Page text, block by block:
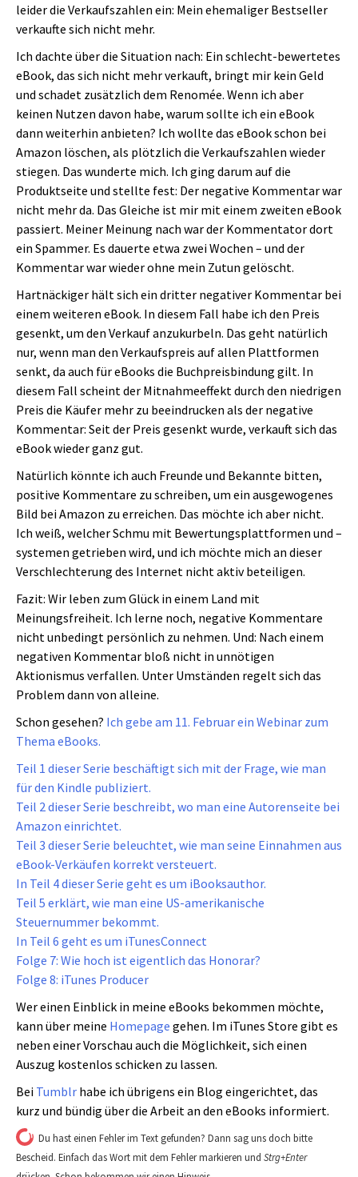
leider die Verkaufszahlen ein: Mein ehemaliger Bestseller
verkaufte sich nicht mehr.
Ich dachte über die Situation nach: Ein schlecht-bewertetes
eBook, das sich nicht mehr verkauft, bringt mir kein Geld
und schadet zusätzlich dem Renomée. Wenn ich aber
keinen Nutzen davon habe, warum sollte ich ein eBook
dann weiterhin anbieten? Ich wollte das eBook schon bei
Amazon löschen, als plötzlich die Verkaufszahlen wieder
stiegen. Das wunderte mich. Ich ging darum auf die
Produktseite und stellte fest: Der negative Kommentar war
nicht mehr da. Das Gleiche ist mir mit einem zweiten eBook
passiert. Meiner Meinung nach war der Kommentator dort
ein Spammer. Es dauerte etwa zwei Wochen – und der
Kommentar war wieder ohne mein Zutun gelöscht.
Hartnäckiger hält sich ein dritter negativer Kommentar bei
einem weiteren eBook. In diesem Fall habe ich den Preis
gesenkt, um den Verkauf anzukurbeln. Das geht natürlich
nur, wenn man den Verkaufspreis auf allen Plattformen
senkt, da auch für eBooks die Buchpreisbindung gilt. In
diesem Fall scheint der Mitnahmeeffekt durch den niedrigen
Preis die Käufer mehr zu beeindrucken als der negative
Kommentar: Seit der Preis gesenkt wurde, verkauft sich das
eBook wieder ganz gut.
Natürlich könnte ich auch Freunde und Bekannte bitten,
positive Kommentare zu schreiben, um ein ausgewogenes
Bild bei Amazon zu erreichen. Das möchte ich aber nicht.
Ich weiß, welcher Schmu mit Bewertungsplattformen und –
systemen getrieben wird, und ich möchte mich an dieser
Verschlechterung des Internet nicht aktiv beteiligen.
Fazit: Wir leben zum Glück in einem Land mit
Meinungsfreiheit. Ich lerne noch, negative Kommentare
nicht unbedingt persönlich zu nehmen. Und: Nach einem
negativen Kommentar bloß nicht in unnötigen
Aktionismus verfallen. Unter Umständen regelt sich das
Problem dann von alleine.
Schon gesehen? Ich gebe am 11. Februar ein Webinar zum
Thema eBooks.
Teil 1 dieser Serie beschäftigt sich mit der Frage, wie man
für den Kindle publiziert.
Teil 2 dieser Serie beschreibt, wo man eine Autorenseite bei
Amazon einrichtet.
Teil 3 dieser Serie beleuchtet, wie man seine Einnahmen aus
eBook-Verkäufen korrekt versteuert.
In Teil 4 dieser Serie geht es um iBooksauthor.
Teil 5 erklärt, wie man eine US-amerikanische
Steuernummer bekommt.
In Teil 6 geht es um iTunesConnect
Folge 7: Wie hoch ist eigentlich das Honorar?
Folge 8: iTunes Producer
Wer einen Einblick in meine eBooks bekommen möchte,
kann über meine Homepage gehen. Im iTunes Store gibt es
neben einer Vorschau auch die Möglichkeit, sich einen
Auszug kostenlos schicken zu lassen.
Bei Tumblr habe ich übrigens ein Blog eingerichtet, das
kurz und bündig über die Arbeit an den eBooks informiert.
Du hast einen Fehler im Text gefunden? Dann sag uns doch bitte
Bescheid. Einfach das Wort mit dem Fehler markieren und Strg+Enter